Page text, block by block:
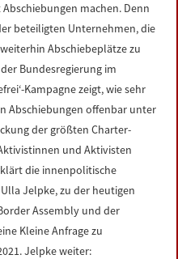
machen. Denn
beteiligten Unternehmen, die
Abschiebeplätze zu
Bundesregierung im
Kampagne zeigt, wie sehr
Abschiebungen offenbar unter
der größten Charter-
und Aktivisten
die innenpolitische
Jelpke, zu der heutigen
Assembly und der
Kleine Anfrage zu
Jelpke weiter: